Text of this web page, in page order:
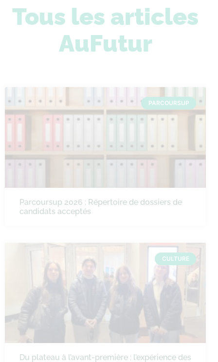
Tous les articles
AuFutur
PARCOURSUP
Parcoursup 2026 : Répertoire de dossiers de
candidats acceptés
CULTURE
Du plateau à l’avant-première : l’expérience des